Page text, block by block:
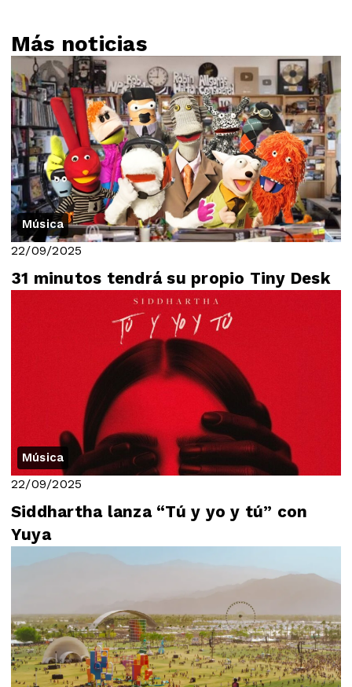
Más noticias
Música
22/09/2025
31 minutos tendrá su propio Tiny Desk
Música
22/09/2025
Siddhartha lanza “Tú y yo y tú” con
Yuya